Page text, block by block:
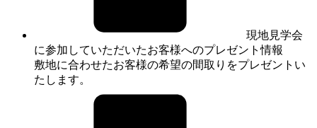
現地見学会
に参加していただいたお客様へのプレゼント情報
敷地に合わせたお客様の希望の間取りをプレゼントい
たします。